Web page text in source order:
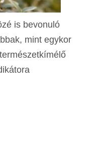
is bevonuló
mint egykor